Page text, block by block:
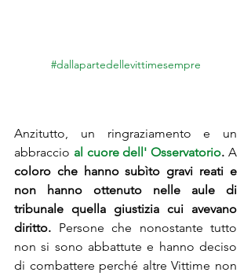
#dallapartedellevittimesempre
Anzitutto, un ringraziamento e un
abbraccio al cuore dell' Osservatorio.
coloro che hanno subìto gravi reati e
non hanno ottenuto nelle aule di
tribunale quella giustizia cui avevano
diritto. Persone che nonostante tutto
non si sono abbattute e hanno deciso
di combattere perché altre Vittime non